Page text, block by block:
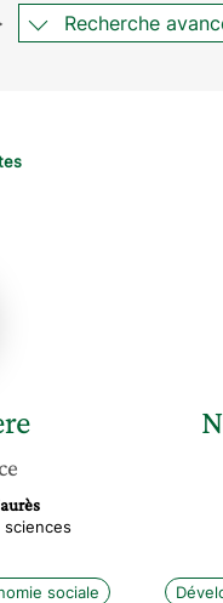
Recherche
sociale